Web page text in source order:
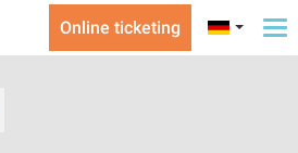
Online ticketing